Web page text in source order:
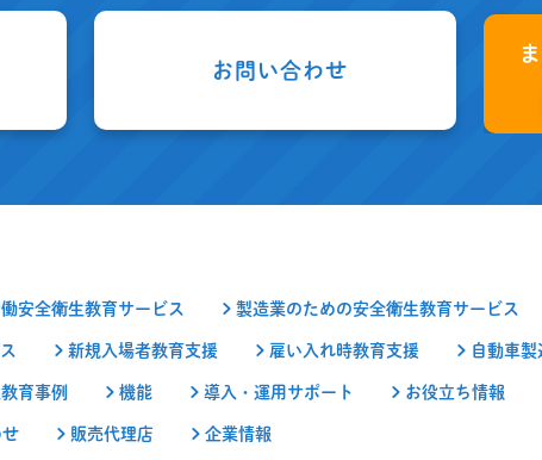
お問い合わせ
安全衛生教育サービス 製造業のための安全衛生教育サービス
新規入場者教育支援 雇い入れ時教育支援 自動車
育事例 機能 導入・運用サポート お役立ち情報
せ 販売代理店 企業情報